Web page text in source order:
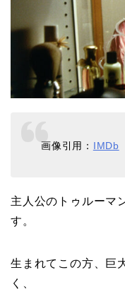
画像引用： IMDb
主人公のトゥルーマ
す。
生まれてこの方、巨
く、